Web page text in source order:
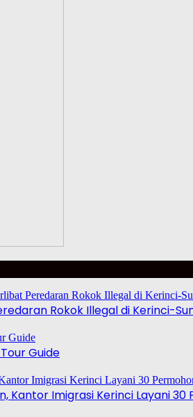
Rokok Illegal di Kerinci-
Guide
Kantor Imigrasi Kerinci Layani